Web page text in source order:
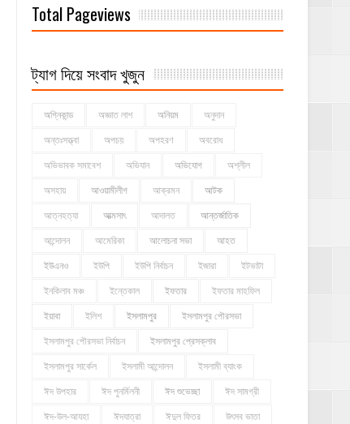
Total Pageviews
ট্যাগ দিয়ে সংবাদ খুজুন
অগ্নিকান্ড অজ্ঞাত লাশ অনিয়ম অনুদান
অন্তঃসত্ত্বা অপচয় অপহরণ অবরোধ
অভিভাবক সমাবেশ অভিযান অভিযোগ অশ্লীল
অসহায় আওয়ামীলীগ আক্রমন আটক
আত্নহত্যা আত্মসাৎ আদালত আন্তর্জাতিক
আন্দোলন আমেরিকা আলোচনা সভা আহত
ইউএনও ইউপি ইউপি নির্বাচন ইজারা ইটভাটা
ইনকিলাব মঞ্চ ইন্তেকাল ইফতার ইফতার মাহফিল
ইয়াবা ইলিশ ইসলামপুর ইসলামপুর পৌরসভা
ইসলামপুর পৌরসভা নির্বাচন ইসলামপুর প্রেসক্লাব
ইসলামপুর সার্কেল ইসলামী আন্দোলন ইসলামী ব্যাংক
ঈদ উপহার ঈদ পুনর্মিলনী ঈদ শুভেচ্ছা ঈদ সামগ্রী
ঈদ-উল-আযহা ঈদযাত্রা ঈদুল ফিতর উৎসব ভাতা